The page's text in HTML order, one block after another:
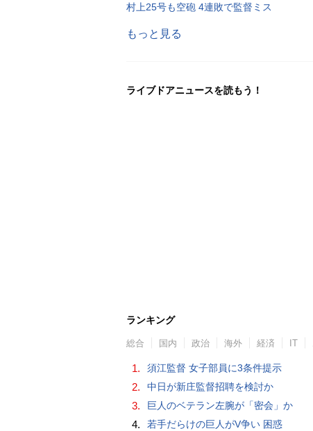
村上25号も空砲 4連敗で監督ミス
もっと見る
ライブドアニュースを読もう！
ランキング
総合 国内 政治 海外 経済 IT
1. 須江監督 女子部員に3条件提示
2. 中日が新庄監督招聘を検討か
3. 巨人のベテラン左腕が「密会」か
4. 若手だらけの巨人がV争い 困惑